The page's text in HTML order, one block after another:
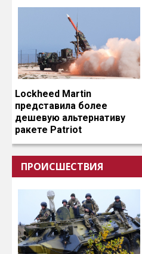
Lockheed Martin
представила более
дешевую альтернативу
ракете Patriot
ПРОИСШЕСТВИЯ